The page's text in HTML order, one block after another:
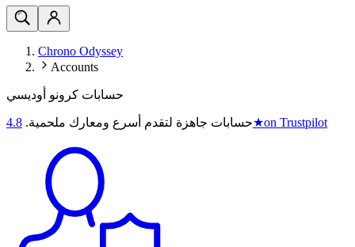
Chrono Odyssey
Accounts
حسابات كرونو أوديسي
حسابات جاهزة لتقدم أسرع ومعارك ملحمية. 4.8 ★on Trustpilot